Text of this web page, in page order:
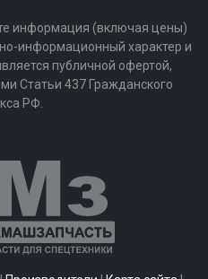
информация (включая цены)
информационный характер и
публичной офертой,
Статьи 437 Гражданского
РФ.